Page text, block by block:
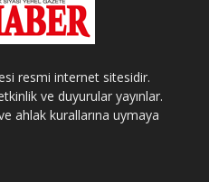
resmi internet sitesidir.
ve duyurular yayınlar.
ahlak kurallarına uymaya